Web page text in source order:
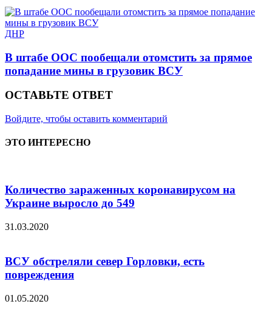
ДНР
В штабе ООС пообещали отомстить за прямое
попадание мины в грузовик ВСУ
ОСТАВЬТЕ ОТВЕТ
Войдите, чтобы оставить комментарий
ЭТО ИНТЕРЕСНО
Количество зараженных коронавирусом на
Украине выросло до 549
31.03.2020
ВСУ обстреляли север Горловки, есть
повреждения
01.05.2020